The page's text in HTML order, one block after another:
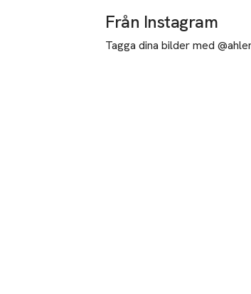
Från Instagram
Tagga dina bilder med